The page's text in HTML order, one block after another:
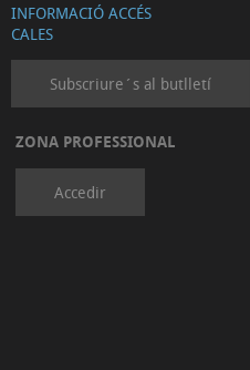
INFORMACIÓ ACCÉS
CALES
Subscriure´s al butlletí
ZONA PROFESSIONAL
Accedir